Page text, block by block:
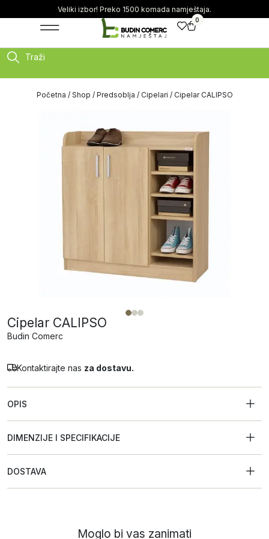
Veliki izbor! Preko 1500 komada namještaja.
0
Traži
Početna / Shop / Predsoblja / Cipelari / Cipelar CALIPSO
Cipelar CALIPSO
Budin Comerc
Kontaktirajte nas za dostavu.
OPIS
DIMENZIJE I SPECIFIKACIJE
DOSTAVA
Moglo bi vas zanimati